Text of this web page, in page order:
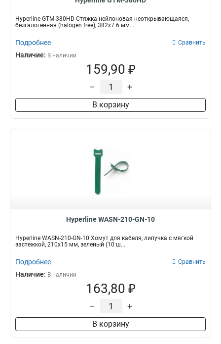
Hyperline GTM-380HD Стяжка нейлоновая неоткрывающаяся,
безгалогенная (halogen free), 382x7.6 мм...
Подробнее Сравнить
Наличие: В наличии
159,90 ₽
– +
В корзину
Hyperline WASN-210-GN-10
Hyperline WASN-210-GN-10 Хомут для кабеля, липучка с мягкой
застежкой, 210x15 мм, зеленый (10 ш...
Подробнее Сравнить
Наличие: В наличии
163,80 ₽
– +
В корзину